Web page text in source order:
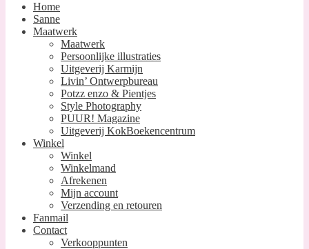
Home
Sanne
Maatwerk
Maatwerk
Persoonlijke illustraties
Uitgeverij Karmijn
Livin’ Ontwerpbureau
Potzz enzo & Pientjes
Style Photography
PUUR! Magazine
Uitgeverij KokBoekencentrum
Winkel
Winkel
Winkelmand
Afrekenen
Mijn account
Verzending en retouren
Fanmail
Contact
Verkooppunten